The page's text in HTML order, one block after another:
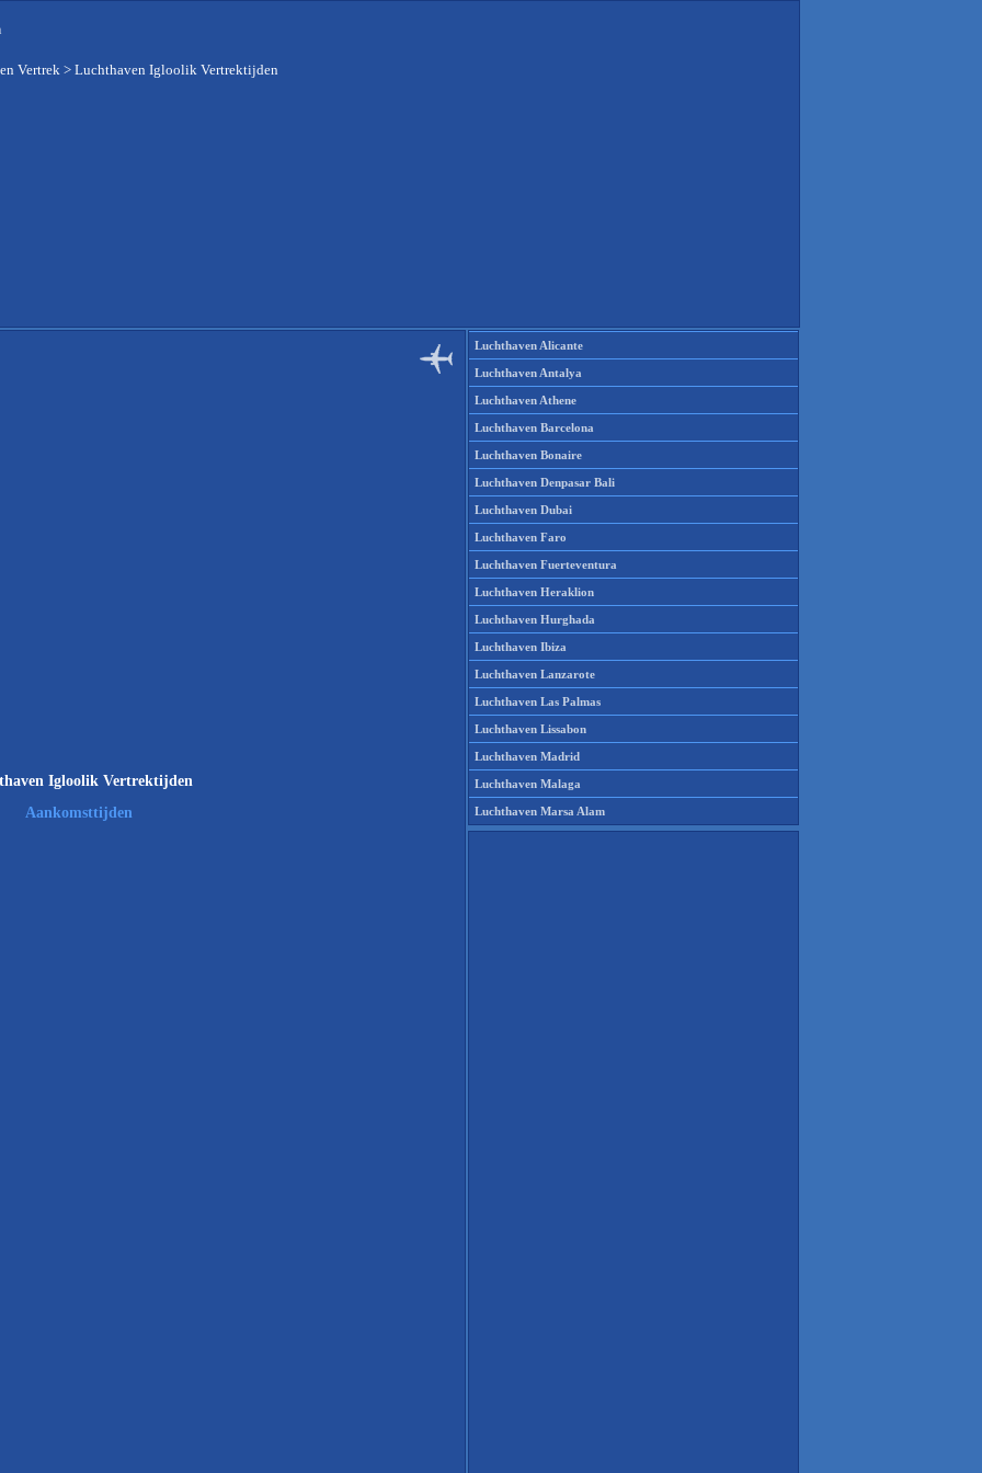
Vertrek > Luchthaven Igloolik Vertrektijden
Igloolik Vertrektijden
Aankomsttijden
Luchthaven Alicante
Luchthaven Antalya
Luchthaven Athene
Luchthaven Barcelona
Luchthaven Bonaire
Luchthaven Denpasar Bali
Luchthaven Dubai
Luchthaven Faro
Luchthaven Fuerteventura
Luchthaven Heraklion
Luchthaven Hurghada
Luchthaven Ibiza
Luchthaven Lanzarote
Luchthaven Las Palmas
Luchthaven Lissabon
Luchthaven Madrid
Luchthaven Malaga
Luchthaven Marsa Alam